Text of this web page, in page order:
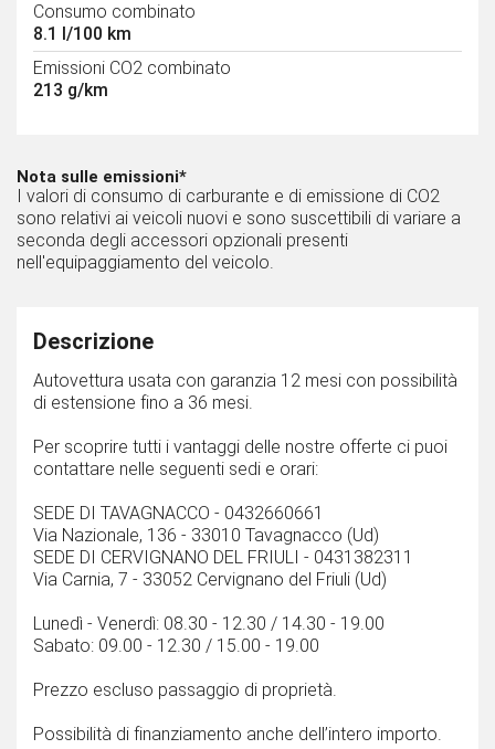
Consumo combinato
8.1 l/100 km
Emissioni CO2 combinato
213 g/km
Nota sulle emissioni*
I valori di consumo di carburante e di emissione di CO2
sono relativi ai veicoli nuovi e sono suscettibili di variare a
seconda degli accessori opzionali presenti
nell'equipaggiamento del veicolo.
Descrizione
Autovettura usata con garanzia 12 mesi con possibilità
di estensione fino a 36 mesi.
Per scoprire tutti i vantaggi delle nostre offerte ci puoi
contattare nelle seguenti sedi e orari:
SEDE DI TAVAGNACCO - 0432660661
Via Nazionale, 136 - 33010 Tavagnacco (Ud)
SEDE DI CERVIGNANO DEL FRIULI - 0431382311
Via Carnia, 7 - 33052 Cervignano del Friuli (Ud)
Lunedì - Venerdì: 08.30 - 12.30 / 14.30 - 19.00
Sabato: 09.00 - 12.30 / 15.00 - 19.00
Prezzo escluso passaggio di proprietà.
Possibilità di finanziamento anche dell’intero importo.